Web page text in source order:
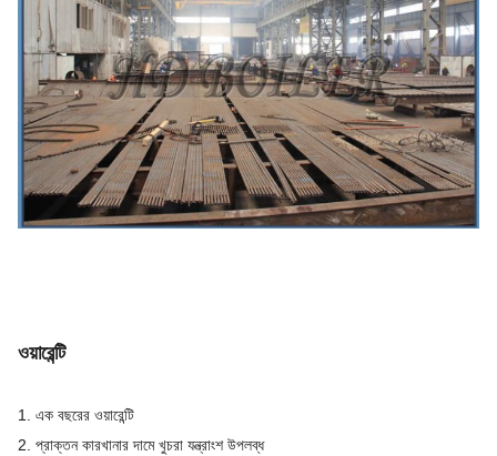
ওয়ারেন্টি
1. এক বছরের ওয়ারেন্টি
2. প্রাক্তন কারখানার দামে খুচরা যন্ত্রাংশ উপলব্ধ